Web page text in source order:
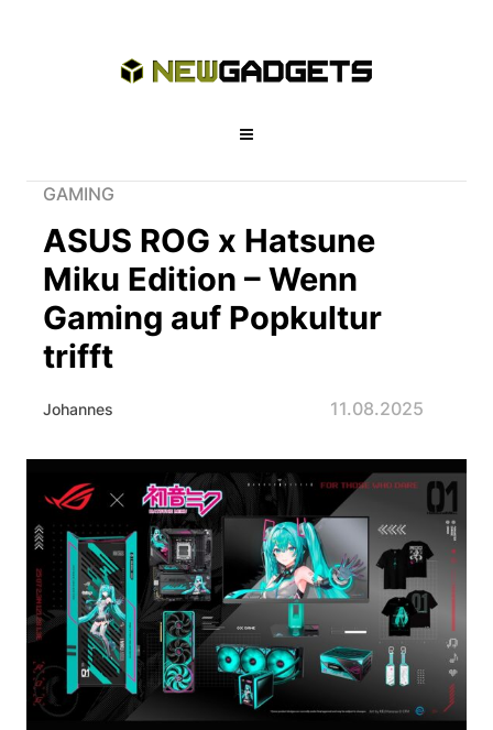
GAMING
ASUS ROG x Hatsune
Miku Edition – Wenn
Gaming auf Popkultur
trifft
Johannes 11.08.2025